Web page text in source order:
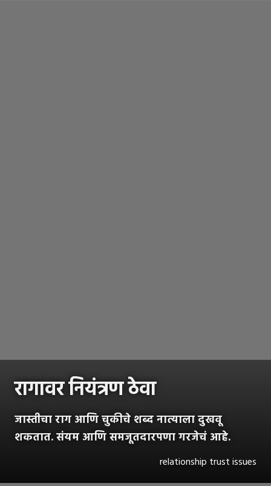
रागावर नियंत्रण ठेवा
जास्तीचा राग आणि चुकीचे शब्द नात्याला दुखवू
शकतात. संयम आणि समजूतदारपणा गरजेचं आहे.
relationship trust issues